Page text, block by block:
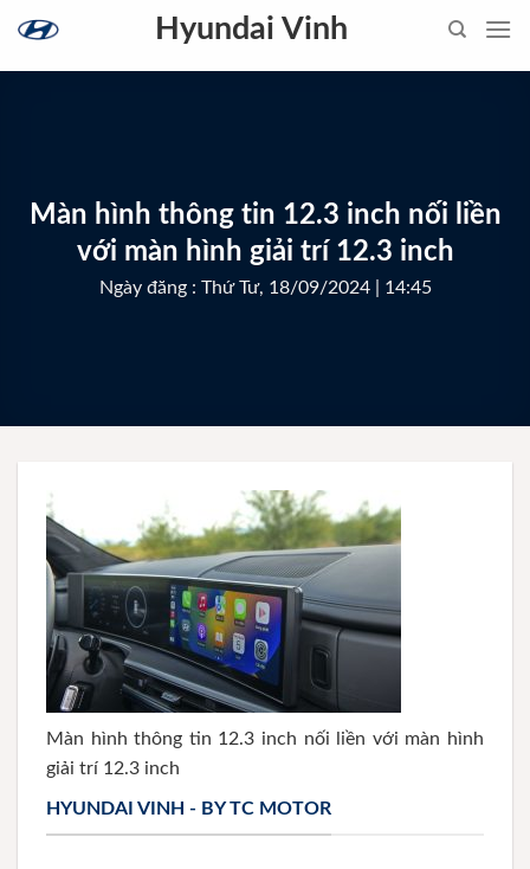
content
Hyundai Vinh
Màn hình thông tin 12.3 inch nối liền
với màn hình giải trí 12.3 inch
Ngày đăng : Thứ Tư, 18/09/2024 | 14:45
Màn hình thông tin 12.3 inch nối liền với màn hình
giải trí 12.3 inch
HYUNDAI VINH - BY TC MOTOR